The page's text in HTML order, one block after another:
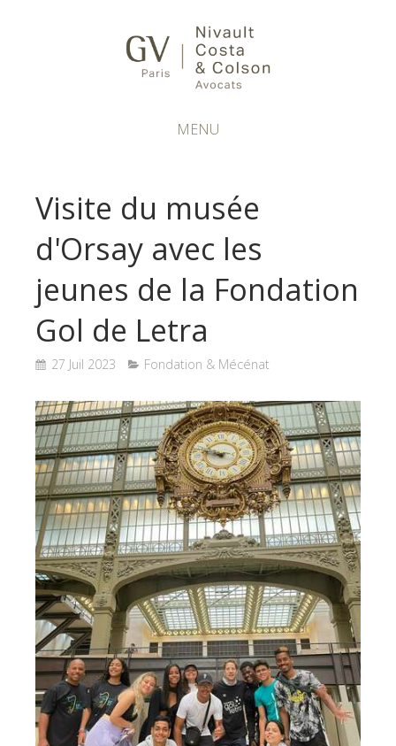
MENU
Visite du musée
d'Orsay avec les
jeunes de la Fondation
Gol de Letra
27 Juil 2023 Fondation & Mécénat